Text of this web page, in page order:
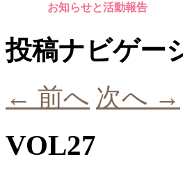
お知らせと活動報告
投稿ナビゲー
← 前へ 次へ →
VOL27